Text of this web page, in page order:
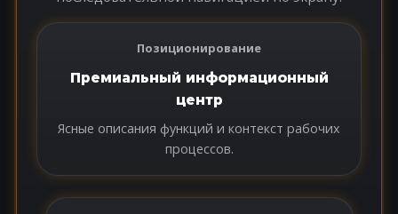
Позиционирование
Премиальный информационный
центр
Ясные описания функций и контекст рабочих
процессов.